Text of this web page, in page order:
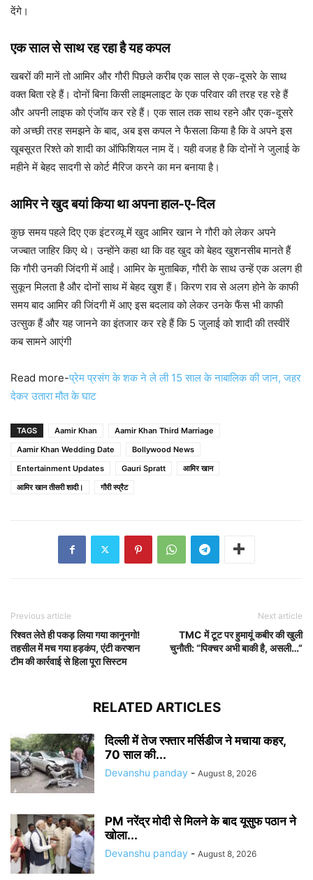
देंगे।
एक साल से साथ रह रहा है यह कपल
खबरों की मानें तो आमिर और गौरी पिछले करीब एक साल से एक-दूसरे के साथ
वक्त बिता रहे हैं। दोनों बिना किसी लाइमलाइट के एक परिवार की तरह रह रहे हैं
और अपनी लाइफ को एंजॉय कर रहे हैं। एक साल तक साथ रहने और एक-दूसरे
को अच्छी तरह समझने के बाद, अब इस कपल ने फैसला किया है कि वे अपने इस
खूबसूरत रिश्ते को शादी का ऑफिशियल नाम दें। यही वजह है कि दोनों ने जुलाई के
महीने में बेहद सादगी से कोर्ट मैरिज करने का मन बनाया है।
आमिर ने खुद बयां किया था अपना हाल-ए-दिल
कुछ समय पहले दिए एक इंटरव्यू में खुद आमिर खान ने गौरी को लेकर अपने
जज्बात जाहिर किए थे। उन्होंने कहा था कि वह खुद को बेहद खुशनसीब मानते हैं
कि गौरी उनकी जिंदगी में आईं। आमिर के मुताबिक, गौरी के साथ उन्हें एक अलग ही
सुकून मिलता है और दोनों साथ में बेहद खुश हैं। किरण राव से अलग होने के काफी
समय बाद आमिर की जिंदगी में आए इस बदलाव को लेकर उनके फैंस भी काफी
उत्सुक हैं और यह जानने का इंतजार कर रहे हैं कि 5 जुलाई को शादी की तस्वीरें
कब सामने आएंगी
Read more-प्रेम प्रसंग के शक ने ले ली 15 साल के नाबालिक की जान, जहर
देकर उतारा मौत के घाट
TAGS Aamir Khan
Aamir Khan Third Marriage
Aamir Khan Wedding Date
Bollywood News
Entertainment Updates
Gauri Spratt
आमिर खान
आमिर खान तीसरी शादी।
गौरी स्प्रैट
Previous article
रिश्वत लेते ही पकड़ लिया गया कानूनगो!
तहसील में मच गया हड़कंप, एंटी करप्शन
टीम की कार्रवाई से हिला पूरा सिस्टम
Next article
TMC में टूट पर हुमायूं कबीर की खुली
चुनौती: “पिक्चर अभी बाकी है, असली…”
RELATED ARTICLES
दिल्ली में तेज रफ्तार मर्सिडीज ने मचाया कहर,
70 साल की...
Devanshu panday - August 8, 2026
PM नरेंद्र मोदी से मिलने के बाद यूसुफ पठान ने
खोला...
Devanshu panday - August 8, 2026